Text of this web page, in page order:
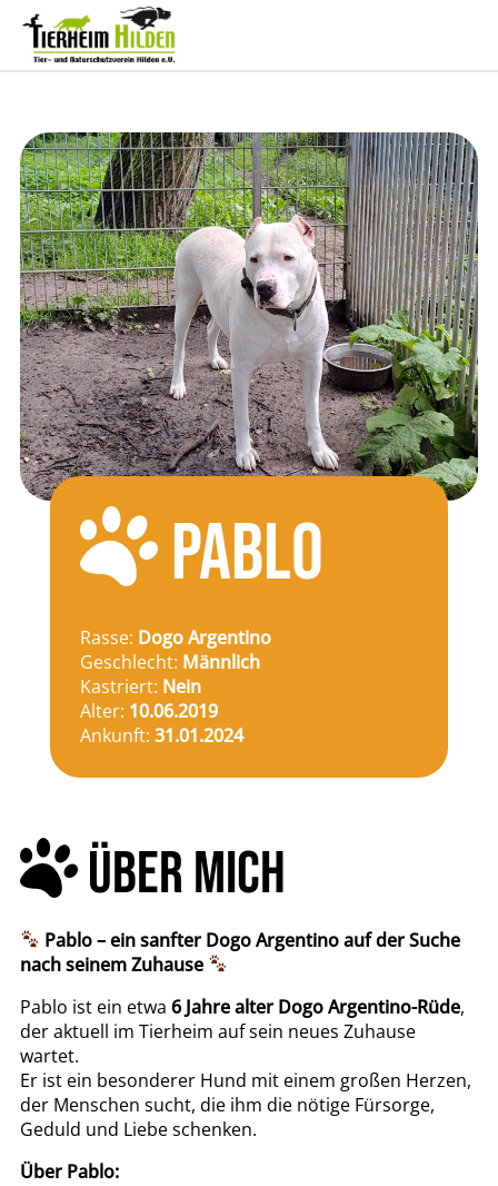
PABLO
Rasse: Dogo Argentino
Geschlecht: Männlich
Kastriert: Nein
Alter: 10.06.2019
Ankunft: 31.01.2024
ÜBER MICH
Pablo – ein sanfter Dogo Argentino auf der Suche
nach seinem Zuhause
Pablo ist ein etwa 6 Jahre alter Dogo Argentino-Rüde,
der aktuell im Tierheim auf sein neues Zuhause
wartet.
Er ist ein besonderer Hund mit einem großen Herzen,
der Menschen sucht, die ihm die nötige Fürsorge,
Geduld und Liebe schenken.
Über Pablo: